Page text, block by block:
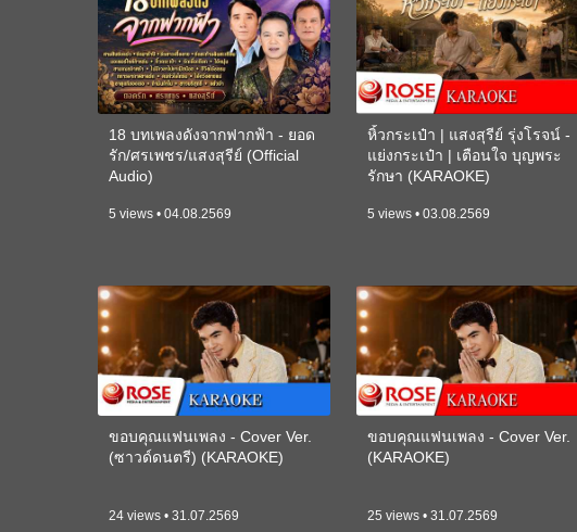
18 บทเพลงดังจากฟากฟ้า - ยอด
รัก/ศรเพชร/แสงสุรีย์ (Official
Audio)
5 views • 04.08.2569
หิ้วกระเป๋า | แสงสุรีย์ รุ่งโรจน์ -
แย่งกระเป๋า | เตือนใจ บุญพระ
รักษา (KARAOKE)
5 views • 03.08.2569
ขอบคุณแฟนเพลง - Cover Ver.
(ซาวด์ดนตรี) (KARAOKE)
24 views • 31.07.2569
ขอบคุณแฟนเพลง - Cover Ver.
(KARAOKE)
25 views • 31.07.2569